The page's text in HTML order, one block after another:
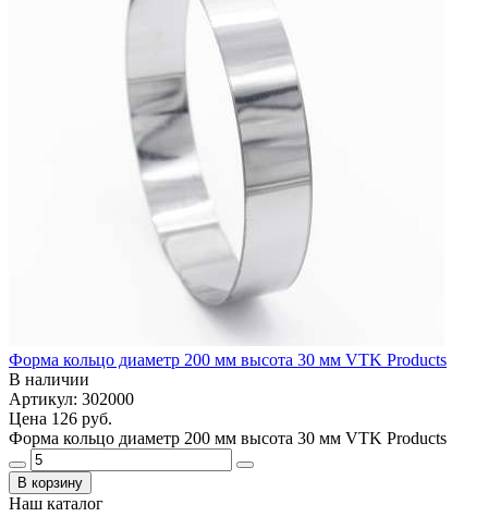
Форма кольцо диаметр 200 мм высота 30 мм VTK Products
В наличии
Артикул: 302000
Цена 126 руб.
Форма кольцо диаметр 200 мм высота 30 мм VTK Products
В корзину
Наш каталог